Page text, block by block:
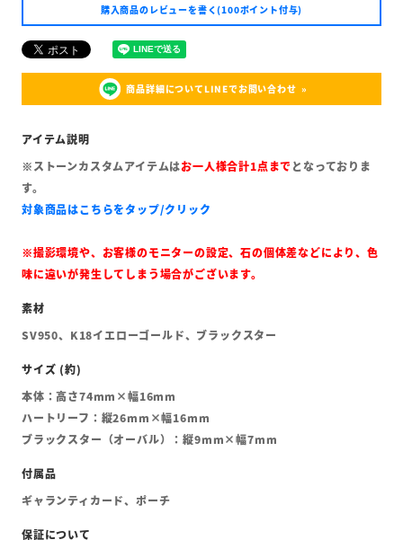
購入商品のレビューを書く(100ポイント付与)
商品詳細についてLINEでお問い合わせ
※ストーンカスタムアイテムはお一人様合計1点まで となっておりま
す。
対象商品はこちらをタップ/クリック
※撮影環境や、お客様のモニターの設定、石の個体差などにより、色
味に違いが発生してしまう場合がございます。
SV950、K18イエローゴールド、ブラックスター
本体：高さ74mm×幅16mm
ハートリーフ：縦26mm×幅16mm
ブラックスター（オーバル）：縦9mm×幅7mm
ギャランティカード、ポーチ